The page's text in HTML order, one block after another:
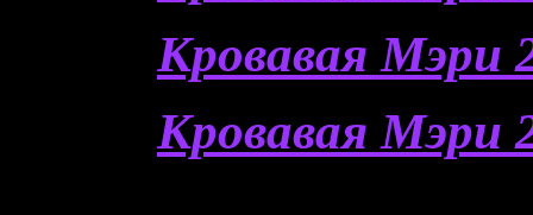
Кровавая Мэри
Кровавая Мэри